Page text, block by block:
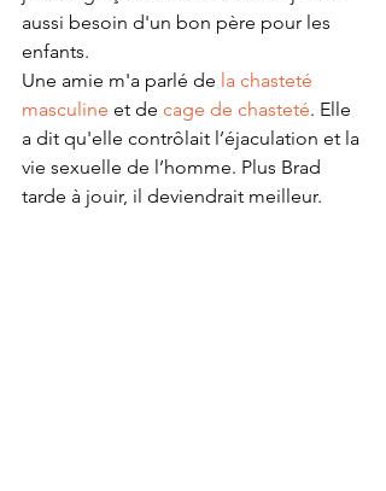
aussi besoin d'un bon père pour les
enfants.
Une amie m'a parlé de la chasteté
masculine et de cage de chasteté. Elle
a dit qu'elle contrôlait l’éjaculation et la
vie sexuelle de l’homme. Plus Brad
tarde à jouir, il deviendrait meilleur.